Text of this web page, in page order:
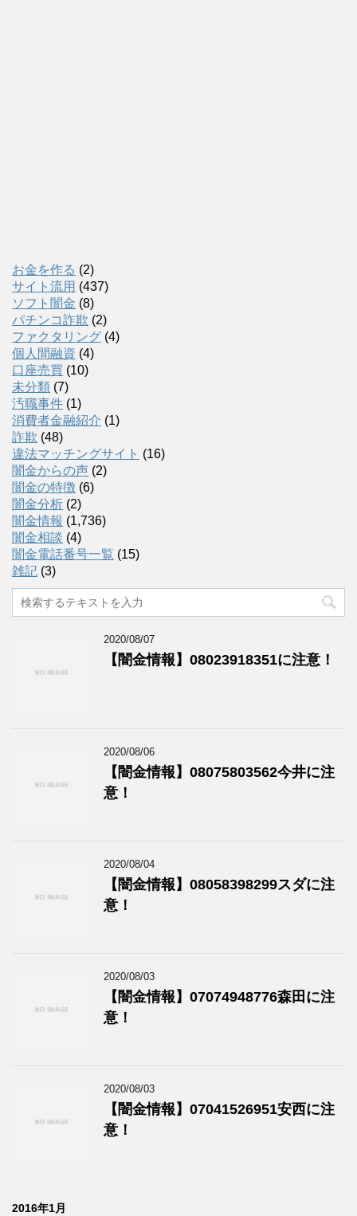
お金を作る (2)
サイト流用 (437)
ソフト闇金 (8)
パチンコ詐欺 (2)
ファクタリング (4)
個人間融資 (4)
口座売買 (10)
未分類 (7)
汚職事件 (1)
消費者金融紹介 (1)
詐欺 (48)
違法マッチングサイト (16)
闇金からの声 (2)
闇金の特徴 (6)
闇金分析 (2)
闇金情報 (1,736)
闇金相談 (4)
闇金電話番号一覧 (15)
雑記 (3)
2020/08/07
【闇金情報】08023918351に注意！
2020/08/06
【闇金情報】08075803562今井に注
意！
2020/08/04
【闇金情報】08058398299スダに注
意！
2020/08/03
【闇金情報】07074948776森田に注
意！
2020/08/03
【闇金情報】07041526951安西に注
意！
2016年1月